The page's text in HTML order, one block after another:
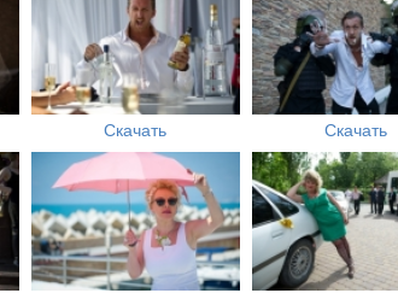
Скачать Скачать